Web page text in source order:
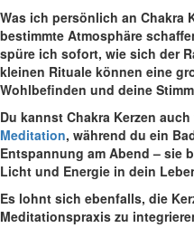
Was ich persönlich an Chakra‌
bestimmte Atmosphäre
spüre ich sofort, wie sich der
kleinen Rituale können⁣ eine
Wohlbefinden und deine
Du kannst Chakra Kerzen
Meditation, während du ein
Entspannung am Abend‍ –⁣ sie
Licht und Energie in dein
Es lohnt sich ebenfalls, die
Meditationspraxis zu